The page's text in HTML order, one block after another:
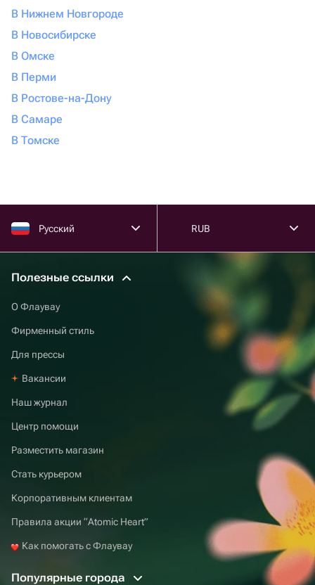
В Нижнем Новгороде
В Новосибирске
В Омске
В Перми
В Ростове-на-Дону
В Самаре
В Томске
Русский RUB
Полезные ссылки
О Флаувау
Фирменный стиль
Для прессы
Вакансии
Наш журнал
Центр помощи
Разместить магазин
Стать курьером
Корпоративным клиентам
Правила акции “Atomic Heart”
Как помогать с Флаувау
Популярные города